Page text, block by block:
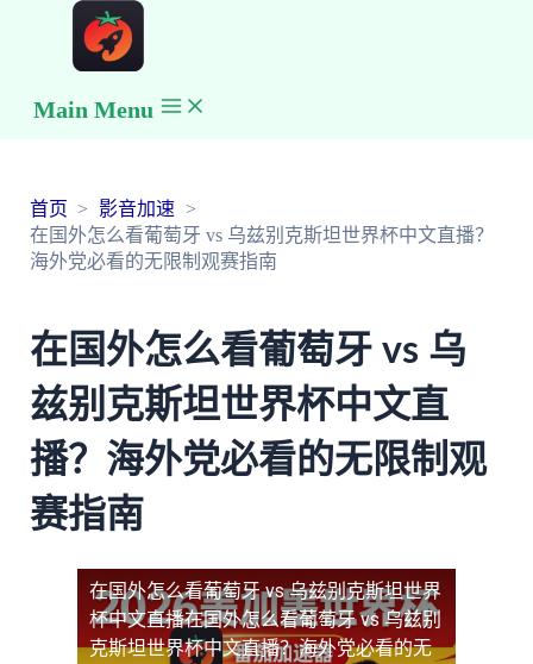
Main Menu
首页
影音加速
在国外怎么看葡萄牙 vs 乌兹别克斯坦世界杯中文直播？
海外党必看的无限制观赛指南
在国外怎么看葡萄牙 vs 乌
兹别克斯坦世界杯中文直
播？海外党必看的无限制观
赛指南
在国外怎么看葡萄牙 vs 乌兹别克斯坦世界
杯中文直播在国外怎么看葡萄牙 vs 乌兹别
克斯坦世界杯中文直播？海外党必看的无